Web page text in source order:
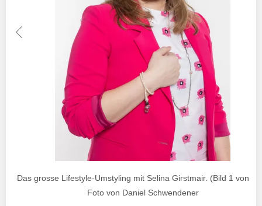
Das grosse Lifestyle-Umstyling mit Selina Girstmair. (Bild 1 von
Foto von Daniel Schwendener